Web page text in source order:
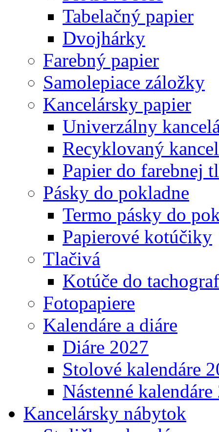
Tabelačný papier
Dvojhárky
Farebný papier
Samolepiace záložky
Kancelársky papier
Univerzálny
Recyklovaný
Papier do farebnej
Pásky do pokladne
Termo pásky do
Papierové kotúčiky
Tlačivá
Kotúče do
Fotopapiere
Kalendáre a diáre
Diáre 2027
Stolové kalendáre
Nástenné
Kancelársky nábytok